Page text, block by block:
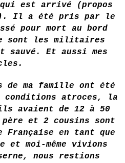
est arrivé (propos
Il a été pris par le
pour mort au bord
sont les militaires
sauvé. Et aussi mes
de ma famille ont été
conditions atroces, la
avaient de 12 à 50
père et 2 cousins sont
Française en tant que
et moi-même vivions
nous restions